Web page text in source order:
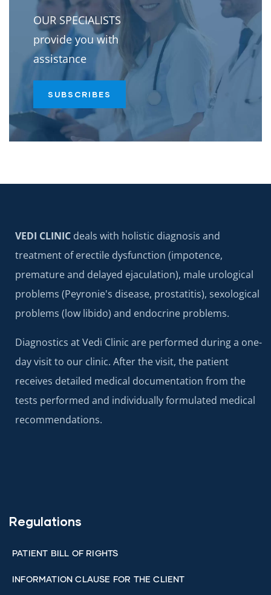
OUR SPECIALISTS
provide you with
assistance
SUBSCRIBES
VEDI CLINIC deals with holistic diagnosis and
treatment of erectile dysfunction (impotence,
premature and delayed ejaculation), male urological
problems (Peyronie's disease, prostatitis), sexological
problems (low libido) and endocrine problems.
Diagnostics at Vedi Clinic are performed during a one-
day visit to our clinic. After the visit, the patient
receives detailed medical documentation from the
tests performed and individually formulated medical
recommendations.
Regulations
PATIENT BILL OF RIGHTS
INFORMATION CLAUSE FOR THE CLIENT